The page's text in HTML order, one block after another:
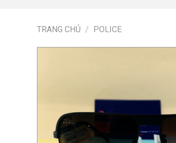
TRANG CHỦ / POLICE